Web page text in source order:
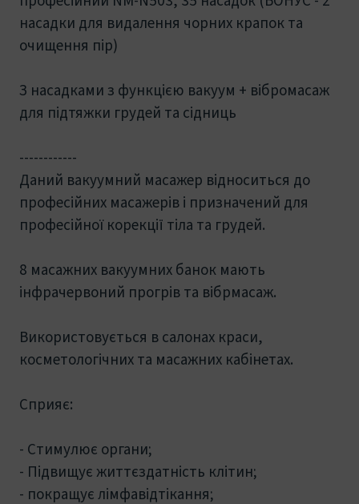
насадки для видалення чорних крапок та
очищення пір)
З насадками з функцією вакуум + вібромасаж
для підтяжки грудей та сідниць
------------
Даний вакуумний масажер відноситься до
професійних масажерів і призначений для
професійної корекції тіла та грудей.
8 масажних вакуумних банок мають
інфрачервоний прогрів та вібрмасаж.
Використовується в салонах краси,
косметологічних та масажних кабінетах.
Сприяє:
- Стимулює органи;
- Підвищує життєздатність клітин;
- покращує лімфавідтікання;